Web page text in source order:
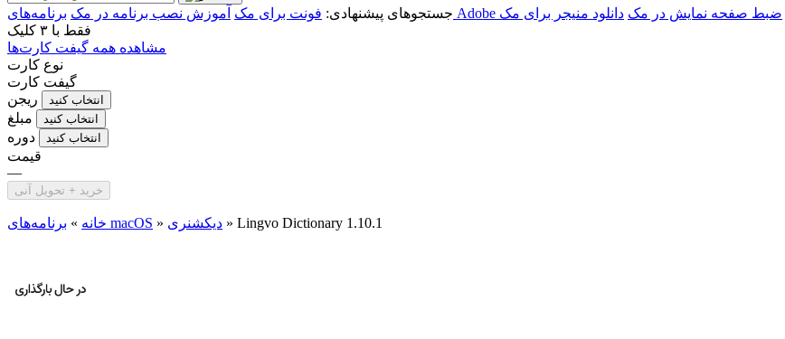
جستجوهای پیشنهادی: فونت برای مک آموزش نصب برنامه در مک ضبط صفحه نمایش در مک دانلود منیجر برای مک
فقط با ۳ کلیک
مشاهده همه گیفت کارت‌ها
نوع کارت
گیفت کارت
ریجن
انتخاب کنید
مبلغ انتخاب کنید
دوره انتخاب کنید
قیمت
—
خرید + تحویل آنی
خانه » برنامه‌های macOS » دیکشنری » Lingvo Dictionary 1.10.1